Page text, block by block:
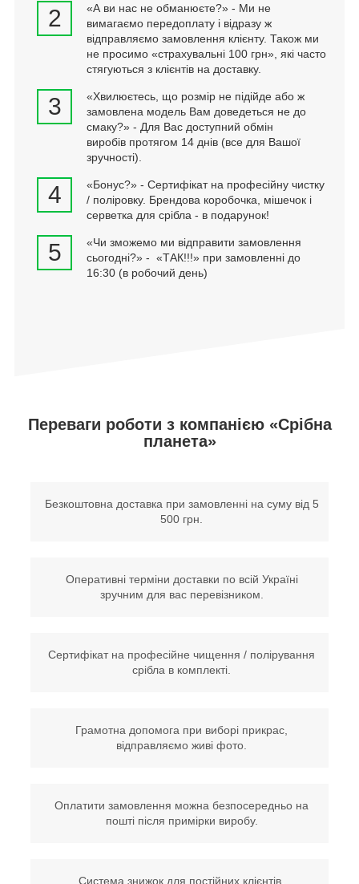
2
«А ви нас не обманюєте?» - Ми не
вимагаємо передоплату і відразу ж
відправляємо замовлення клієнту. Також ми
не просимо «страхувальні 100 грн», які часто
стягуються з клієнтів на доставку.
3
«Хвилюєтесь, що розмір не підійде або ж
замовлена модель Вам доведеться не до
смаку?» - Для Вас доступний обмін
виробів протягом 14 днів (все для Вашої
зручності).
4
«Бонус?» - Сертифікат на професійну чистку
/ поліровку. Брендова коробочка, мішечок і
серветка для срібла - в подарунок!
5
«Чи зможемо ми відправити замовлення
сьогодні?» - «ТАК!!!» при замовленні до
16:30 (в робочий день)
Переваги роботи з компанією «Срібна
планета»
Безкоштовна доставка при замовленні на суму від 5
500 грн.
Оперативні терміни доставки по всій Україні
зручним для вас перевізником.
Сертифікат на професійне чищення / полірування
срібла в комплекті.
Грамотна допомога при виборі прикрас,
відправляємо живі фото.
Оплатити замовлення можна безпосередньо на
пошті після примірки виробу.
Система знижок для постійних клієнтів.